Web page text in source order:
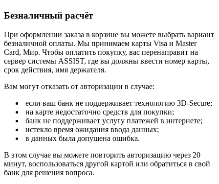
Безналичный расчёт
При оформлении заказа в корзине вы можете выбрать вариант
безналичной оплаты. Мы принимаем карты Visa и Master
Card, Мир. Чтобы оплатить покупку, вас перенаправит на
сервер системы ASSIST, где вы должны ввести номер карты,
срок действия, имя держателя.
Вам могут отказать от авторизации в случае:
если ваш банк не поддерживает технологию 3D-Secure;
на карте недостаточно средств для покупки;
банк не поддерживает услугу платежей в интернете;
истекло время ожидания ввода данных;
в данных была допущена ошибка.
В этом случае вы можете повторить авторизацию через 20
минут, воспользоваться другой картой или обратиться в свой
банк для решения вопроса.